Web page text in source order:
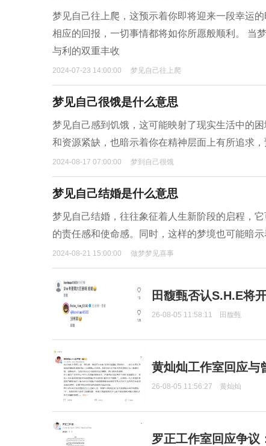
梦见自己往上爬，这预示着你即将迎来一段幸运
相应的回报，一切事情都将如你所愿般顺利。 当
与利的双重丰收
2024-07-23 14:00:00 梦见自己往上爬
梦见自己很饿是什么意思
梦见自己感到饥饿，这可能映射了现实生活中的
和资源紧缺，也暗示着你在精神层面上有所追求
2024-08-17 07:00:00 梦到自己很饿
梦见自己结婚是什么意思
梦见自己结婚，往往象征着人生新阶段的启程，
的责任感和使命感。同时，这样的梦境也可能暗
2024-08-21 15:00:00 做梦梦见喜事
田馥甄否认S.H.E将
26-08-05 11:58:11 田馥甄
黄灿灿工作室回应与
26-08-05 11:56:27 黄灿灿
罗正工作室回应争议